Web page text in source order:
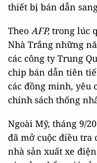
thiết bị bán dẫn
Theo AFP, trong lúc
Nhà Trắng những
các công ty Trung
chip bán dẫn tiên
các đồng minh, yêu
chính sách thống
Ngoài Mỹ, tháng 9/
đã mở cuộc điều tra
nhà sản xuất xe